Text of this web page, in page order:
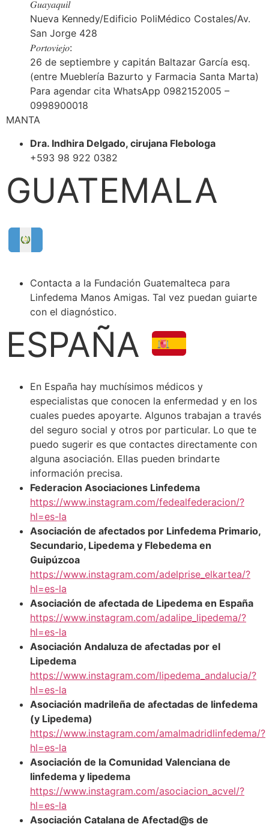
𝐺𝑢𝑎𝑦𝑎𝑞𝑢𝑖𝑙
Nueva Kennedy/Edificio PoliMédico Costales/Av.
San Jorge 428
𝑃𝑜𝑟𝑡𝑜𝑣𝑖𝑒𝑗𝑜:
26 de septiembre y capitán Baltazar García esq.
(entre Mueblería Bazurto y Farmacia Santa Marta)
Para agendar cita WhatsApp 0982152005 –
0998900018
MANTA
Dra. Indhira Delgado, cirujana Flebologa
+593 98 922 0382
GUATEMALA
Contacta a la Fundación Guatemalteca para
Linfedema Manos Amigas. Tal vez puedan guiarte
con el diagnóstico.
ESPAÑA
En España hay muchísimos médicos y
especialistas que conocen la enfermedad y en los
cuales puedes apoyarte. Algunos trabajan a través
del seguro social y otros por particular. Lo que te
puedo sugerir es que contactes directamente con
alguna asociación. Ellas pueden brindarte
información precisa.
Federacion Asociaciones Linfedema
https://www.instagram.com/fedealfederacion/?
hl=es-la
Asociación de afectados por Linfedema Primario,
Secundario, Lipedema y Flebedema en
Guipúzcoa
https://www.instagram.com/adelprise_elkartea/?
hl=es-la
Asociación de afectada de Lipedema en España
https://www.instagram.com/adalipe_lipedema/?
hl=es-la
Asociación Andaluza de afectadas por el
Lipedema
https://www.instagram.com/lipedema_andalucia/?
hl=es-la
Asociación madrileña de afectadas de linfedema
(y Lipedema)
https://www.instagram.com/amalmadridlinfedema/?
hl=es-la
Asociación de la Comunidad Valenciana de
linfedema y lipedema
https://www.instagram.com/asociacion_acvel/?
hl=es-la
Asociación Catalana de Afectad@s de